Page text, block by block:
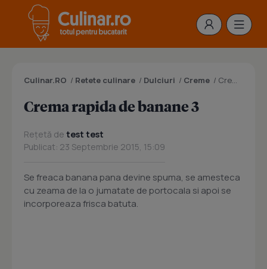
Culinar.RO / Retete culinare / Dulciuri / Creme / Crema rapida de banane 3
Crema rapida de banane 3
Rețetă de test test
Publicat: 23 Septembrie 2015, 15:09
Se freaca banana pana devine spuma, se amesteca
cu zeama de la o jumatate de portocala si apoi se
incorporeaza frisca batuta.